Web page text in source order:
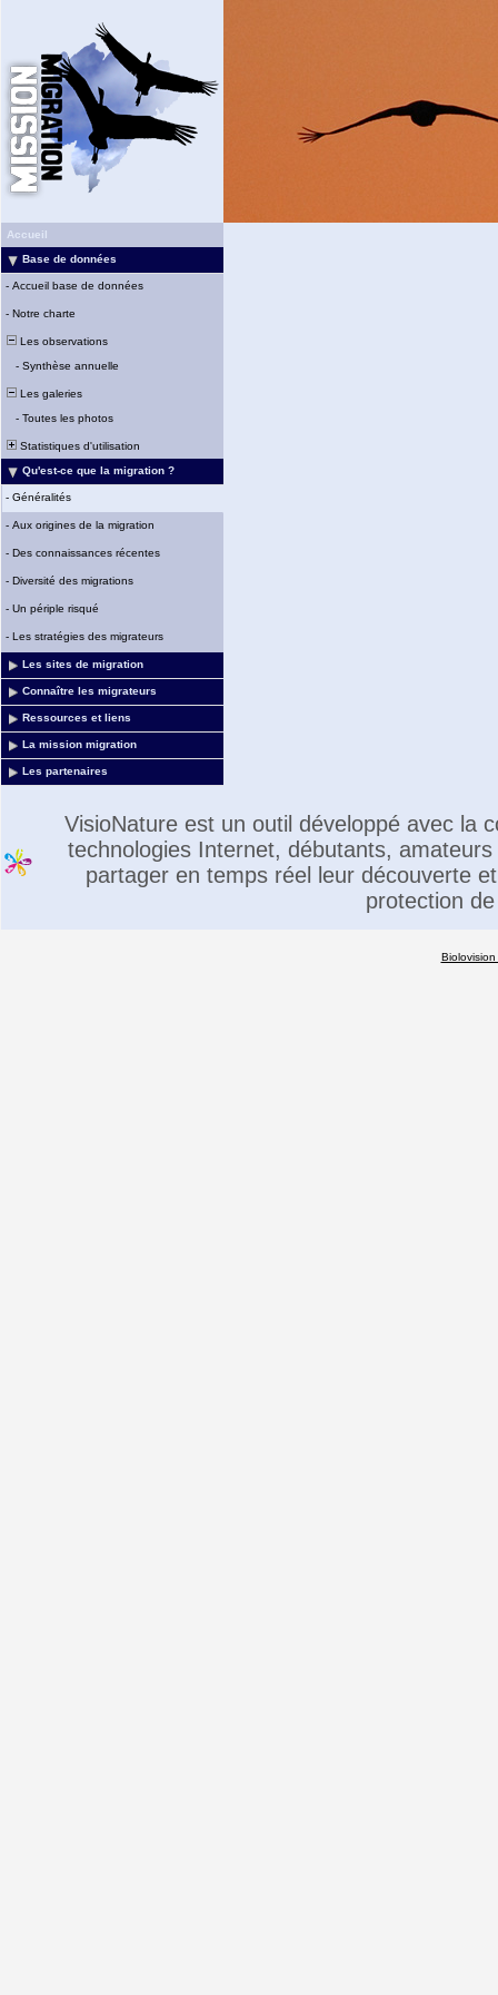
Accueil
Base de données
- Accueil base de données
- Notre charte
Les observations
- Synthèse annuelle
Les galeries
- Toutes les photos
Statistiques d'utilisation
Qu'est-ce que la migration ?
- Généralités
- Aux origines de la migration
- Des connaissances récentes
- Diversité des migrations
- Un périple risqué
- Les stratégies des migrateurs
Les sites de migration
Connaître les migrateurs
Ressources et liens
La mission migration
Les partenaires
VisioNature est un outil développé avec la
technologies Internet, débutants,
partager en temps réel leur découverte
protection
Biolovision